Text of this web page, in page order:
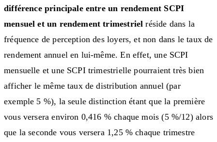
différence principale entre un rendement SCPI
mensuel et un rendement trimestriel réside dans la
fréquence de perception des loyers, et non dans le taux de
rendement annuel en lui-même. En effet, une SCPI
mensuelle et une SCPI trimestrielle pourraient très bien
afficher le même taux de distribution annuel (par
exemple 5 %), la seule distinction étant que la première
vous versera environ 0,416 % chaque mois (5 %/12) alors
que la seconde vous versera 1,25 % chaque trimestre